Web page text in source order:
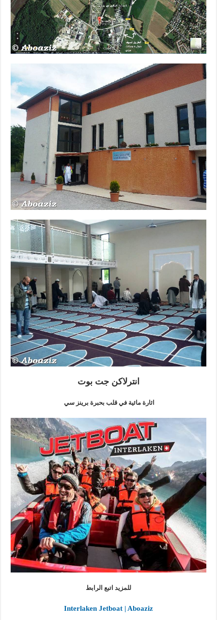
انترلاكن جت بوت
اثارة مائية في قلب بحبرة برينز سي
للمزيد اتبع الرابط
Interlaken Jetboat | Aboaziz